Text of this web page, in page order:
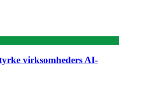
virksomheders AI-